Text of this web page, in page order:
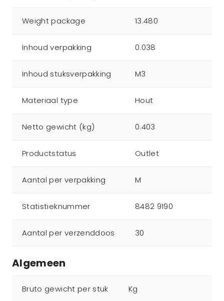
Weight package 13.480
Inhoud verpakking 0.038
Inhoud stuksverpakking M3
Materiaal type Hout
Netto gewicht (kg) 0.403
Productstatus Outlet
Aantal per verpakking M
Statistieknummer 8482 9190
Aantal per verzenddoos 30
Algemeen
Bruto gewicht per stuk Kg